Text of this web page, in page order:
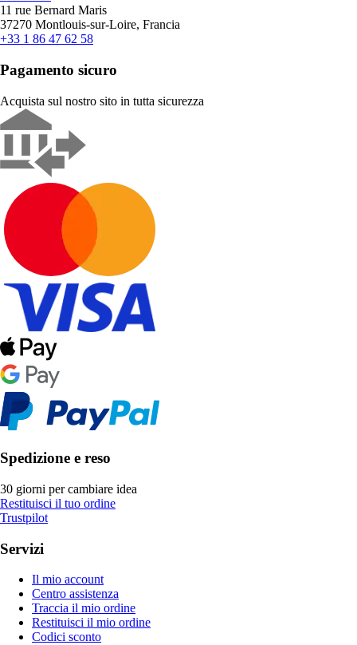
11 rue Bernard Maris
37270 Montlouis-sur-Loire, Francia
+33 1 86 47 62 58
Pagamento sicuro
Acquista sul nostro sito in tutta sicurezza
Spedizione e reso
30 giorni per cambiare idea
Restituisci il tuo ordine
Trustpilot
Servizi
Il mio account
Centro assistenza
Traccia il mio ordine
Restituisci il mio ordine
Codici sconto